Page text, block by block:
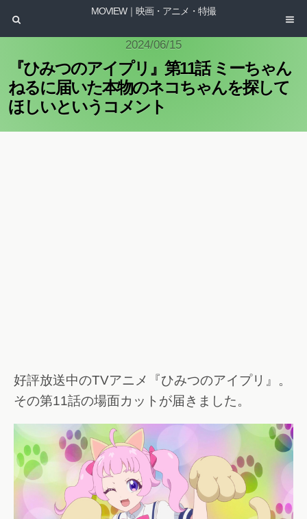
MOVIEW｜映画・アニメ・特撮
2024/06/15
『ひみつのアイプリ』第11話 ミーちゃん
ねるに届いた本物のネコちゃんを探して
ほしいというコメント
好評放送中のTVアニメ『ひみつのアイプリ』。
その第11話の場面カットが届きました。